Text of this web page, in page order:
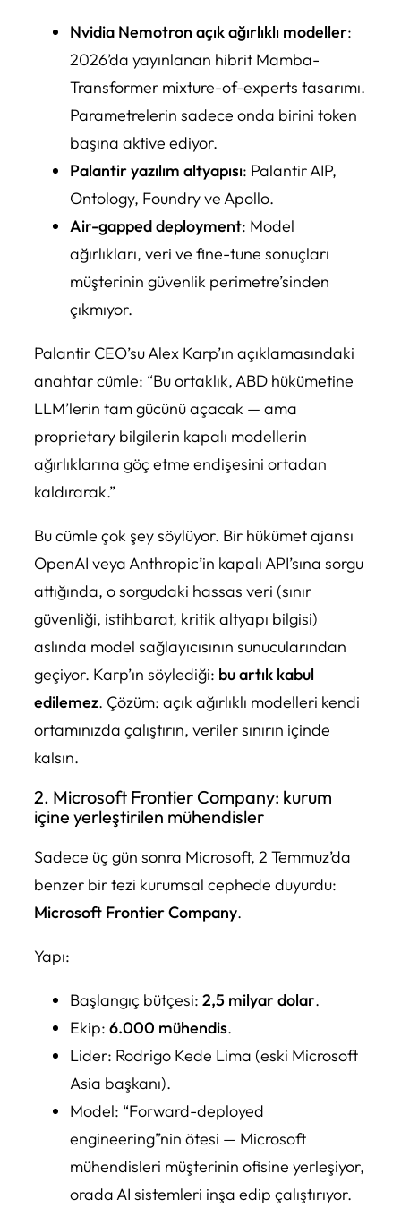
Nvidia Nemotron açık ağırlıklı modeller:
2026’da yayınlanan hibrit Mamba-
Transformer mixture-of-experts tasarımı.
Parametrelerin sadece onda birini token
başına aktive ediyor.
Palantir yazılım altyapısı: Palantir AIP,
Ontology, Foundry ve Apollo.
Air-gapped deployment: Model
ağırlıkları, veri ve fine-tune sonuçları
müşterinin güvenlik perimetre’sinden
çıkmıyor.
Palantir CEO’su Alex Karp’ın açıklamasındaki
anahtar cümle: “Bu ortaklık, ABD hükümetine
LLM’lerin tam gücünü açacak — ama
proprietary bilgilerin kapalı modellerin
ağırlıklarına göç etme endişesini ortadan
kaldırarak.”
Bu cümle çok şey söylüyor. Bir hükümet ajansı
OpenAI veya Anthropic’in kapalı API’sına sorgu
attığında, o sorgudaki hassas veri (sınır
güvenliği, istihbarat, kritik altyapı bilgisi)
aslında model sağlayıcısının sunucularından
geçiyor. Karp’ın söylediği: bu artık kabul
edilemez. Çözüm: açık ağırlıklı modelleri kendi
ortamınızda çalıştırın, veriler sınırın içinde
kalsın.
2. Microsoft Frontier Company: kurum
içine yerleştirilen mühendisler
Sadece üç gün sonra Microsoft, 2 Temmuz’da
benzer bir tezi kurumsal cephede duyurdu:
Microsoft Frontier Company.
Yapı:
Başlangıç bütçesi: 2,5 milyar dolar.
Ekip: 6.000 mühendis.
Lider: Rodrigo Kede Lima (eski Microsoft
Asia başkanı).
Model: “Forward-deployed
engineering”nin ötesi — Microsoft
mühendisleri müşterinin ofisine yerleşiyor,
orada AI sistemleri inşa edip çalıştırıyor.